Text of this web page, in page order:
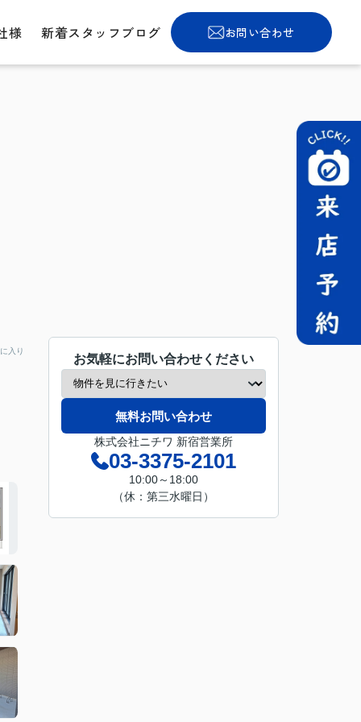
様 新着スタッフブログ お問い合わせ
入り
お気軽にお問い合わせください
無料お問い合わせ
株式会社ニチワ 新宿営業所
03-3375-2101
10:00～18:00
（休：第三水曜日）